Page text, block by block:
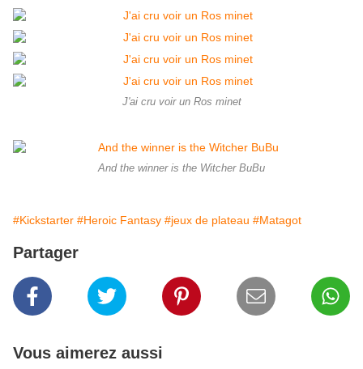
J'ai cru voir un Ros minet
And the winner is the Witcher BuBu
#Kickstarter #Heroic Fantasy #jeux de plateau #Matagot
Partager
Vous aimerez aussi